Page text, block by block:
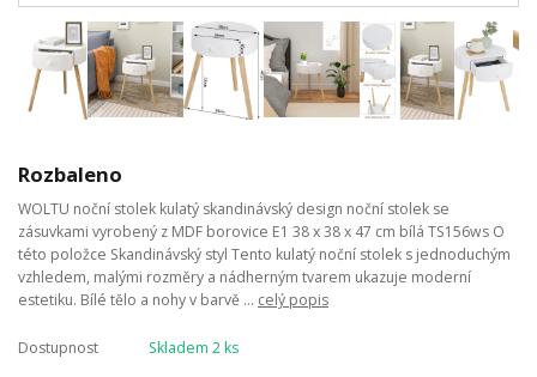
Rozbaleno
WOLTU noční stolek kulatý skandinávský design noční stolek se
zásuvkami vyrobený z MDF borovice E1 38 x 38 x 47 cm bílá TS156ws O
této položce Skandinávský styl Tento kulatý noční stolek s jednoduchým
vzhledem, malými rozměry a nádherným tvarem ukazuje moderní
estetiku. Bílé tělo a nohy v barvě ... celý popis
Dostupnost Skladem 2 ks